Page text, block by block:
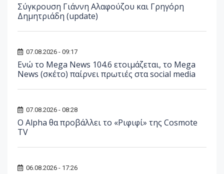
Σύγκρουση Γιάννη Αλαφούζου και Γρηγόρη
Δημητριάδη (update)
07.08.2026 - 09:17
Ενώ το Mega News 104.6 ετοιμάζεται, το Mega
News (σκέτο) παίρνει πρωτιές στα social media
07.08.2026 - 08:28
Ο Alpha θα προβάλλει το «Ριφιφί» της Cosmote
TV
06.08.2026 - 17:26